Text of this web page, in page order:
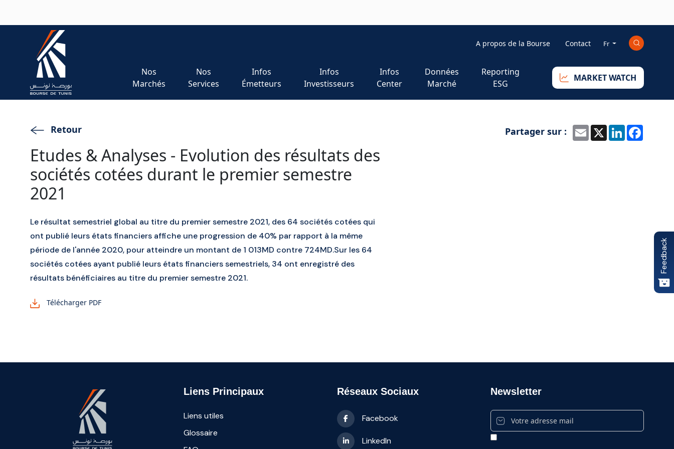
Mini_right
A propos de la Bourse Contact Fr
Nos
Marchés
Nos
Services
Infos
Émetteurs
Infos
Investisseurs
Infos
Center
Données
Marché
Reporting
ESG
MARKET WATCH
Retour Partager sur : EmailX LinkedIn
Etudes & Analyses - Evolution des résultats des
sociétés cotées durant le premier semestre
2021
Le résultat semestriel global au titre du premier semestre 2021, des 64 sociétés cotées qui
ont publié leurs états financiers affiche une progression de 40% par rapport à la même
période de l'année 2020, pour atteindre un montant de 1 013MD contre 724MD.Sur les 64
sociétés cotées ayant publié leurs états financiers semestriels, 34 ont enregistré des
résultats bénéficiaires au titre du premier semestre 2021.
Télécharger PDF
Feedback
Liens Principaux
Liens utiles
Glossaire
Réseaux Sociaux
Facebook
LinkedIn
Newsletter